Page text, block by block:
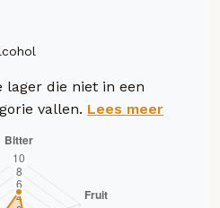
lager die niet in een
vallen. Lees meer